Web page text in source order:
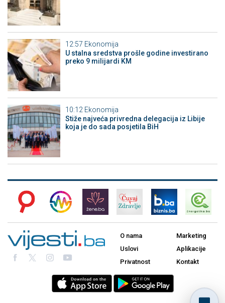
12:57 Ekonomija
U stalna sredstva prošle godine investirano
preko 9 milijardi KM
10:12 Ekonomija
Stiže najveća privredna delegacija iz Libije
koja je do sada posjetila BiH
O nama
Uslovi
Privatnost
Marketing
Aplikacije
Kontakt